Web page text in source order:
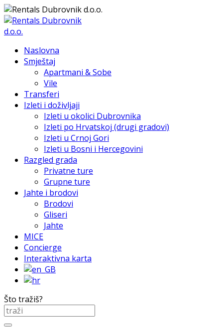
Naslovna
Smještaj
Apartmani & Sobe
Vile
Transferi
Izleti i doživljaji
Izleti u okolici Dubrovnika
Izleti po Hrvatskoj (drugi gradovi)
Izleti u Crnoj Gori
Izleti u Bosni i Hercegovini
Razgled grada
Privatne ture
Grupne ture
Jahte i brodovi
Brodovi
Gliseri
Jahte
MICE
Concierge
Interaktivna karta
Što tražiš?